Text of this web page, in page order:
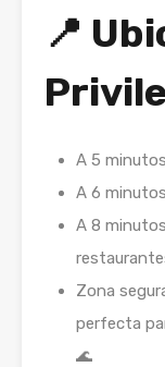
📍
A 5
A 6
A 8
Zona
perfecta
🌊